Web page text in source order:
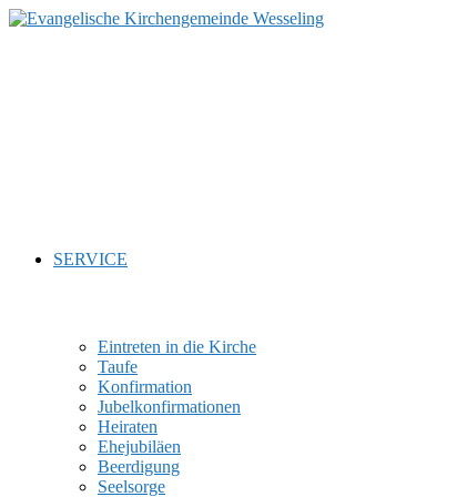
Zum
SERVICE
Eintreten in die Kirche
Taufe
Konfirmation
Jubelkonfirmationen
Heiraten
Ehejubiläen
Beerdigung
Seelsorge